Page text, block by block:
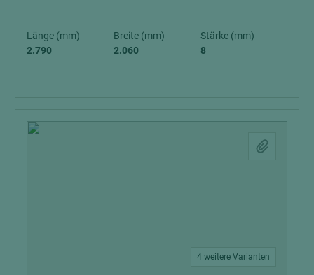
Länge (mm)
2.790
Breite (mm)
2.060
Stärke (mm)
8
4 weitere Varianten